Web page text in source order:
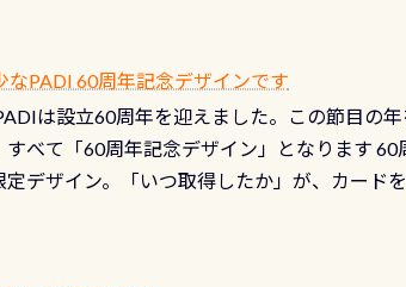
度に1行目の「水漏れ検査代」が5,500円掛か
に、ドライスーツの点検・オーバーホール
ツクリーニングだけでも出そうと思ってる
10月の間で開催しております 長良川って
質汚染の少ない、または無い川のこと）で岐
選」にまた2001年には「日本の水浴場88選
12mほどあり十分ダイビングを楽しむことが
PADI 60周年記念デザインです
は設立60周年を迎えました。この節目の
すべて「60周年記念デザイン」となります
定デザイン。「いつ取得したか」が、カード